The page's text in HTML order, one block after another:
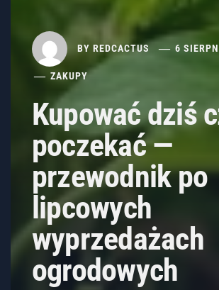
BY REDCACTUS 6
ZAKUPY
Kupować dziś
poczekać —
przewodnik po
lipcowych
wyprzedażach
ogrodowych